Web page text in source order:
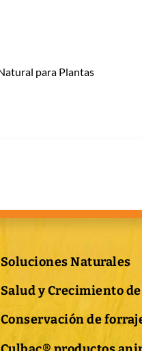
para Plantas
Soluciones Naturales
Salud y Crecimiento
Conservación de